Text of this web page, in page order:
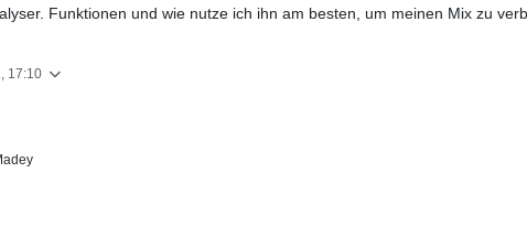
Funktionen und wie nutze ich ihn am besten, um meinen Mix zu
17:10